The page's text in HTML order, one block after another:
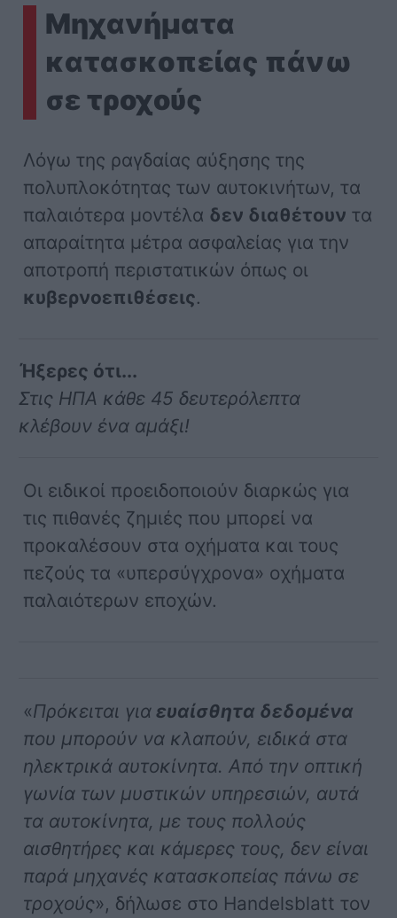
Μηχανήματα
κατασκοπείας πάνω
σε τροχούς
Λόγω της ραγδαίας αύξησης της
πολυπλοκότητας των αυτοκινήτων, τα
παλαιότερα μοντέλα δεν διαθέτουν τα
απαραίτητα μέτρα ασφαλείας για την
αποτροπή περιστατικών όπως οι
κυβερνοεπιθέσεις.
Ήξερες ότι...
Στις ΗΠΑ κάθε 45 δευτερόλεπτα
κλέβουν ένα αμάξι!
Οι ειδικοί προειδοποιούν διαρκώς για
τις πιθανές ζημιές που μπορεί να
προκαλέσουν στα οχήματα και τους
πεζούς τα «υπερσύγχρονα» οχήματα
παλαιότερων εποχών.
«Πρόκειται για ευαίσθητα δεδομένα
που μπορούν να κλαπούν, ειδικά στα
ηλεκτρικά αυτοκίνητα. Από την οπτική
γωνία των μυστικών υπηρεσιών, αυτά
τα αυτοκίνητα, με τους πολλούς
αισθητήρες και κάμερες τους, δεν είναι
παρά μηχανές κατασκοπείας πάνω σε
τροχούς», δήλωσε στο Handelsblatt τον